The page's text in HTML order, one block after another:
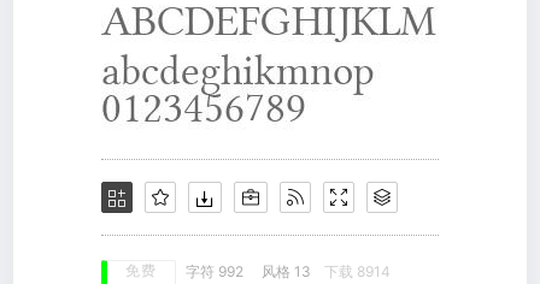
免费 字符 992 风格 13 下载 8914